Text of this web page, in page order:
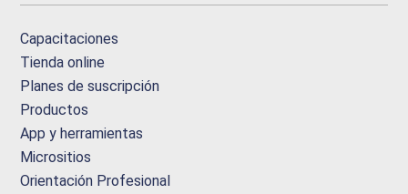
Capacitaciones
Tienda online
Planes de suscripción
Productos
App y herramientas
Micrositios
Orientación Profesional